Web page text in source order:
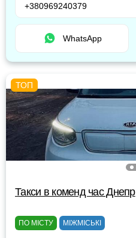
+380969240379
WhatsApp
Такси в коменд час Днепр
ПО МІСТУ МІЖМІСЬКІ